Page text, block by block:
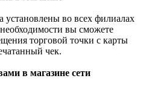
во всех филиалах
вы сможете
торговой точки с карты
чек.
в магазине сети